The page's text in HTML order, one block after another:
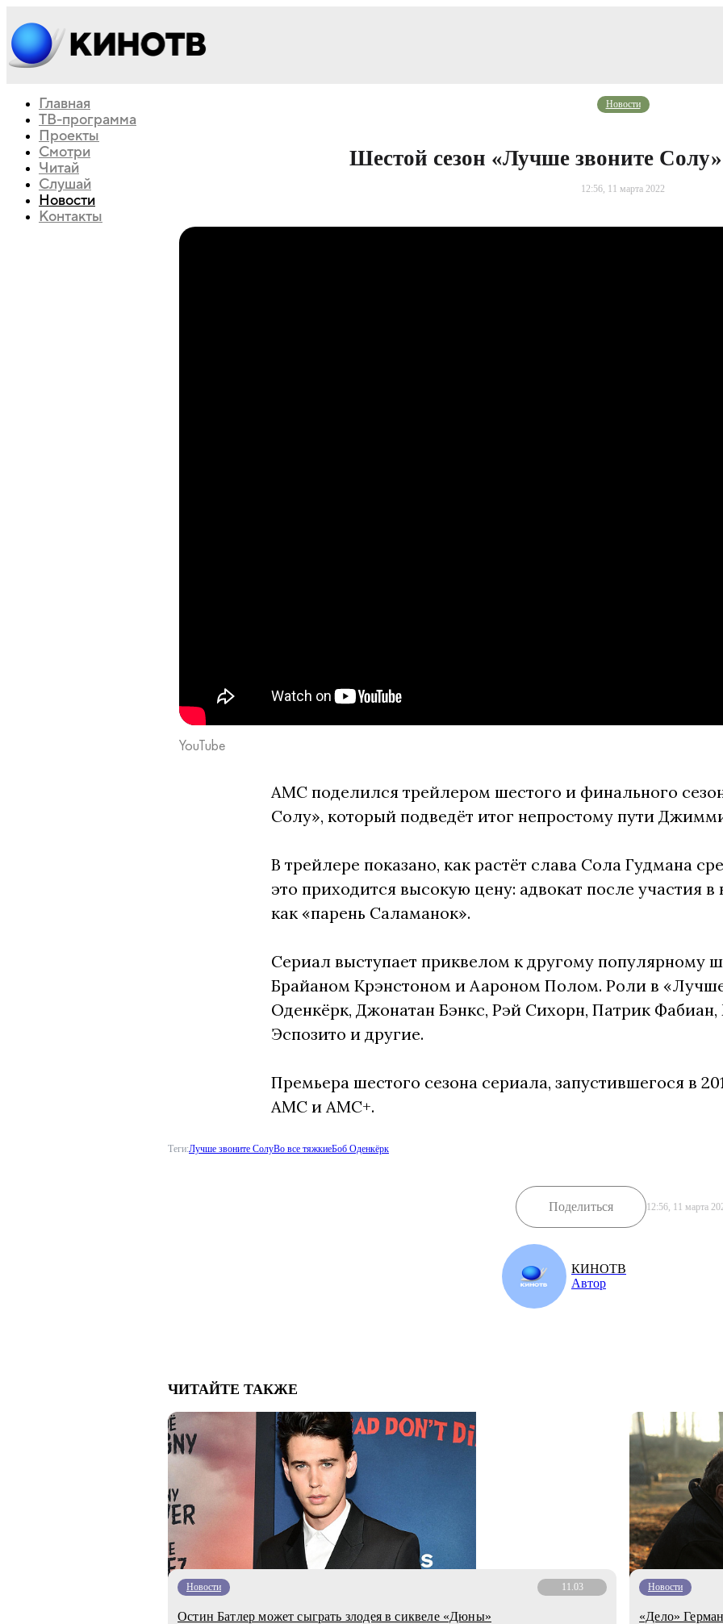
Главная
ТВ-программа
Проекты
Смотри
Читай
Слушай
Новости
Контакты
Новости
Шестой сезон «Лучше звоните
12:56, 11 марта 2022
YouTube
AMC поделился трейлером шестого и финального
Солу», который подведёт итог непростому пути
В трейлере показано, как растёт слава Сола Гудмана
это приходится высокую цену: адвокат после участия в
как «парень Саламанок».
Сериал выступает приквелом к другому популярному
Брайаном Крэнстоном и Аароном Полом. Роли в
Оденкёрк, Джонатан Бэнкс, Рэй Сихорн, Патрик
Эспозито и другие.
Премьера шестого сезона сериала, запустившегося в
AMC и AMC+.
Теги:Лучше звоните СолуВо все тяжкиеБоб Оденкёрк
Поделиться 12:56, 11 марта
КИНОТВ
Автор
ЧИТАЙТЕ ТАКЖЕ
Новости 11.03
Остин Батлер может сыграть злодея в сиквеле «Дюны»
Новости
«Дело»